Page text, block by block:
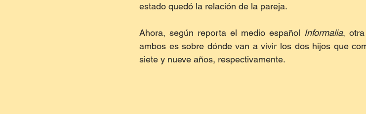
estado quedó la relación de la pareja.
Ahora, según reporta el medio español Informalia,
ambos es sobre dónde van a vivir los dos hijos que
siete y nueve años, respectivamente.